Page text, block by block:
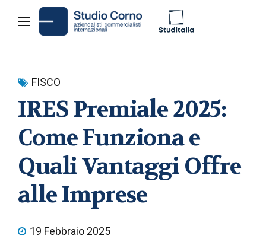
FISCO
IRES Premiale 2025:
Come Funziona e
Quali Vantaggi Offre
alle Imprese
19 Febbraio 2025